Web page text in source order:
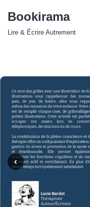
Bookirama
Lire & Écrire Autrement
‹